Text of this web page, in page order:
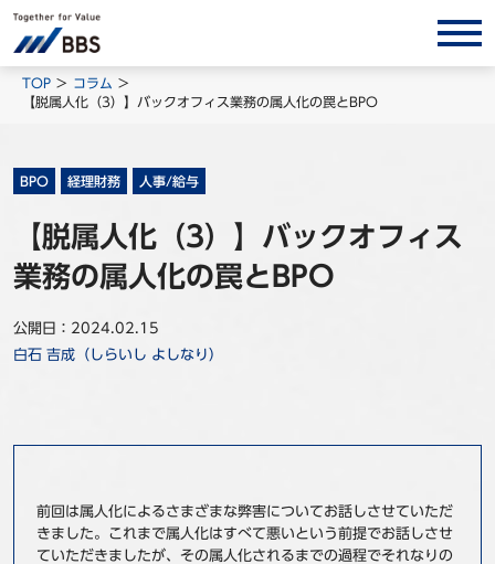
サービス/ソリューション
インサイト
コラム
調査レポート
事例
TOP
コラム
【脱属人化（3）】バックオフィス業務の属人化の罠とBPO
BPO 経理財務 人事/給与
【脱属人化（3）】バックオフィス
業務の属人化の罠とBPO
公開日：2024.02.15
白石 吉成（しらいし よしなり）
前回は属人化によるさまざまな弊害についてお話しさせていただ
きました。これまで属人化はすべて悪いという前提でお話しさせ
ていただきましたが、その属人化されるまでの過程でそれなりの